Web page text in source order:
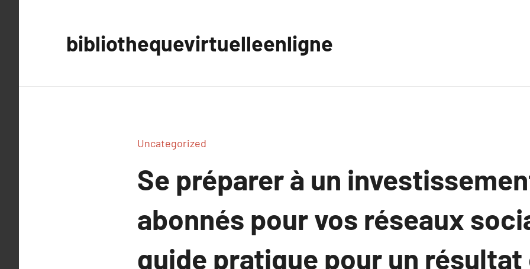
bibliothequevirtuelleenligne
Uncategorized
Se préparer à un
abonnés pour vos réseaux
guide pratique pour un